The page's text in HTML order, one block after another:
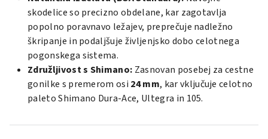
skodelice so precizno obdelane, kar zagotavlja
popolno poravnavo ležajev, preprečuje nadležno
škripanje in podaljšuje življenjsko dobo celotnega
pogonskega sistema.
Združljivost s Shimano: Zasnovan posebej za cestne
gonilke s premerom osi 24 mm, kar vključuje celotno
paleto Shimano Dura-Ace, Ultegra in 105.